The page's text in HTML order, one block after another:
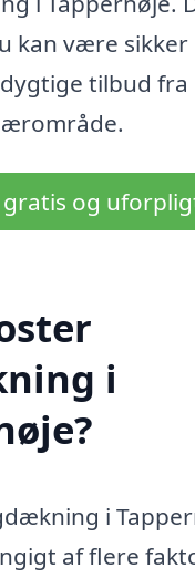
kan være sikker
tilbud fra
gratis og
i
i
af flere